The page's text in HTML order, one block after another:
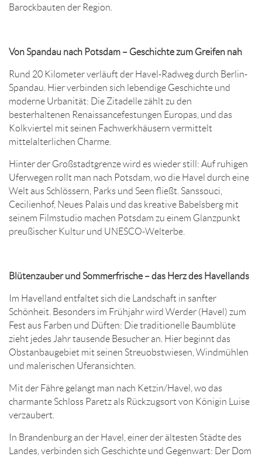
Barockbauten der Region.
Von Spandau nach Potsdam – Geschichte zum Greifen nah
Rund 20 Kilometer verläuft der Havel-Radweg durch Berlin-
Spandau. Hier verbinden sich lebendige Geschichte und
moderne Urbanität: Die Zitadelle zählt zu den
besterhaltenen Renaissancefestungen Europas, und das
Kolkviertel mit seinen Fachwerkhäusern vermittelt
mittelalterlichen Charme.
Hinter der Großstadtgrenze wird es wieder still: Auf ruhigen
Uferwegen rollt man nach Potsdam, wo die Havel durch eine
Welt aus Schlössern, Parks und Seen fließt. Sanssouci,
Cecilienhof, Neues Palais und das kreative Babelsberg mit
seinem Filmstudio machen Potsdam zu einem Glanzpunkt
preußischer Kultur und UNESCO-Welterbe.
Blütenzauber und Sommerfrische – das Herz des Havellands
Im Havelland entfaltet sich die Landschaft in sanfter
Schönheit. Besonders im Frühjahr wird Werder (Havel) zum
Fest aus Farben und Düften: Die traditionelle Baumblüte
zieht jedes Jahr tausende Besucher an. Hier beginnt das
Obstanbaugebiet mit seinen Streuobstwiesen, Windmühlen
und malerischen Uferansichten.
Mit der Fähre gelangt man nach Ketzin/Havel, wo das
charmante Schloss Paretz als Rückzugsort von Königin Luise
verzaubert.
In Brandenburg an der Havel, einer der ältesten Städte des
Landes, verbinden sich Geschichte und Gegenwart: Der Dom